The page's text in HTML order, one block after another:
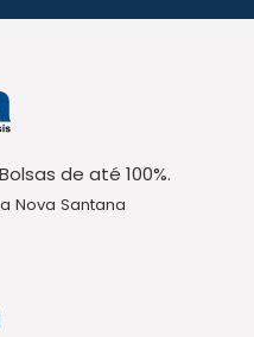
de até 100%.
Nova Santana